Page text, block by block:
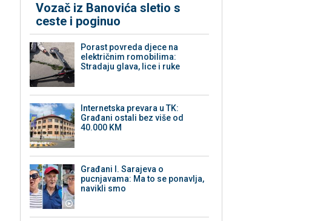
Vozač iz Banovića sletio s
ceste i poginuo
Porast povreda djece na
električnim romobilima:
Stradaju glava, lice i ruke
Internetska prevara u TK:
Građani ostali bez više od
40.000 KM
Građani I. Sarajeva o
pucnjavama: Ma to se ponavlja,
navikli smo